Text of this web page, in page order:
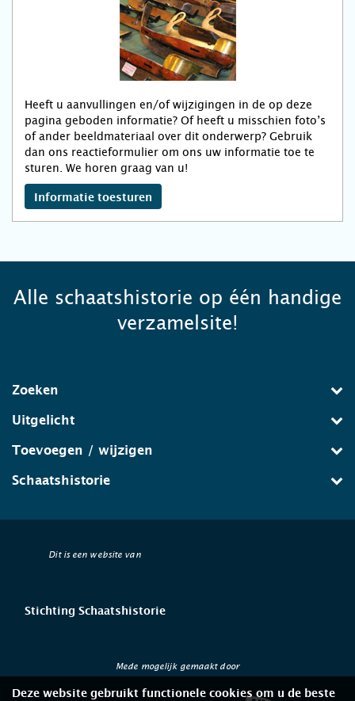
Heeft u aanvullingen en/of wijzigingen in de op deze
pagina geboden informatie? Of heeft u misschien foto’s
of ander beeldmateriaal over dit onderwerp? Gebruik
dan ons reactieformulier om ons uw informatie toe te
sturen. We horen graag van u!
Informatie toesturen
Alle schaatshistorie op één handige
verzamelsite!
Zoeken
Uitgelicht
Toevoegen / wijzigen
Schaatshistorie
Dit is een website van
Stichting Schaatshistorie
Mede mogelijk gemaakt door
Deze website gebruikt functionele cookies om u de beste